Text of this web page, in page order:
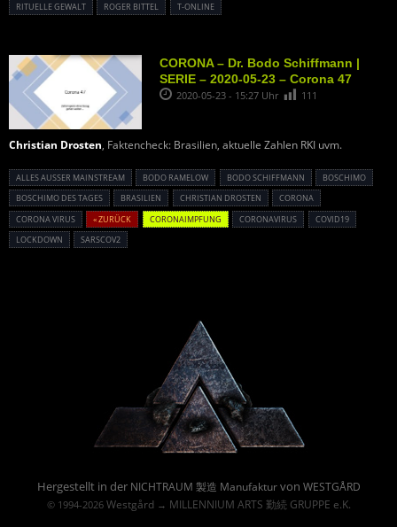
RITUELLE GEWALT
ROGER BITTEL T-ONLINE
CORONA – Dr. Bodo Schiffmann |
SERIE – 2020-05-23 – Corona 47
2020-05-23 - 15:27 Uhr 111
Christian Drosten, Faktencheck: Brasilien, aktuelle Zahlen RKI uvm.
ALLES AUSSER MAINSTREAM BODO RAMELOW BODO SCHIFFMANN
BOSCHIMO
BOSCHIMO DES TAGES
BRASILIEN CHRISTIAN DROSTEN
CORONA
CORONA VIRUS
« ZURÜCK CORONAIMPFUNG CORONAVIRUS
COVID19
LOCKDOWN
SARSCOV2
Hergestellt in der NICHTRAUM 製造 Manufakturvon WESTGÅRD
© 1994-2026 Westgård→ MILLENNIUM ARTS 勤続 GRUPPE e.K.
Powered By :